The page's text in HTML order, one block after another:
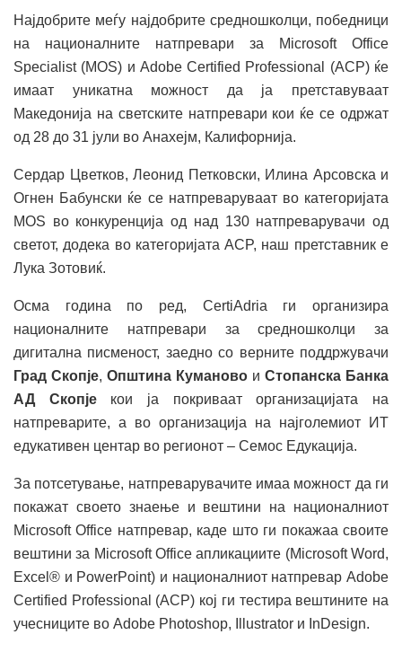
Најдобрите меѓу најдобрите средношколци, победници
на националните натпревари за Microsoft Office
Specialist (MOS) и Adobe Certified Professional (ACP) ќе
имаат уникатна можност да ја претставуваат
Македонија на светските натпревари кои ќе се одржат
од 28 до 31 јули во Анахејм, Калифорнија.
Сердар Цветков, Леонид Петковски, Илина Арсовска и
Огнен Бабунски ќе се натпреваруваат во категоријата
MOS во конкуренција од над 130 натпреварувачи од
светот, додека во категоријата ACP, наш претставник е
Лука Зотовиќ.
Осма година по ред, CertiAdria ги организира
националните натпревари за средношколци за
дигитална писменост, заедно со верните поддржувачи
Град Скопје, Општина Куманово и Стопанска Банка
АД Скопјекои ја покриваат организацијата на
натпреварите, а во организација на најголемиот ИТ
едукативен центар во регионот – Семос Едукација.
За потсетување, натпреварувачите имаа можност да ги
покажат своето знаење и вештини на националниот
Microsoft Office натпревар, каде што ги покажаа своите
вештини за Microsoft Office апликациите (Microsoft Word,
Excel® и PowerPoint) и националниот натпревар Adobe
Certified Professional (ACP) кој ги тестира вештините на
учесниците во Adobe Photoshop, Illustrator и InDesign.